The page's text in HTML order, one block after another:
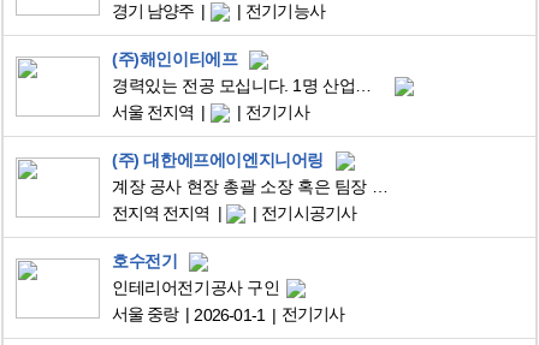
경기 남양주
전기기능사
(주)해인이티에프
서울 전지역
전기기사
(주) 대한에프에이엔지니어링
전지역 전지역
전기시공기사
호수전기
인테리어전기공사 구인
서울 중랑
2026-01-1 전기기사